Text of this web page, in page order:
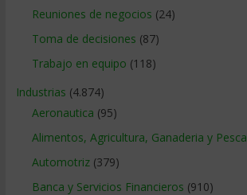
Reuniones de negocios (24)
Toma de decisiones (87)
Trabajo en equipo (118)
Industrias (4.874)
Aeronautica (95)
Alimentos, Agricultura, Ganaderia y Pesca
Automotriz(379)
Banca y Servicios Financieros (910)